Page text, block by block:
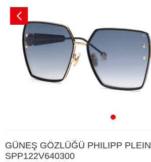
GÜNEŞ GÖZLÜĞÜ PHILIPP PLEIN
SPP122V640300